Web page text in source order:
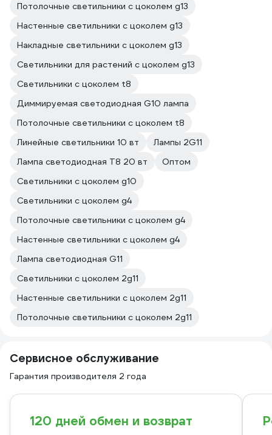
Потолочные светильники с цоколем g13
Настенные светильники с цоколем g13
Накладные светильники с цоколем g13
Светильники для растений с цоколем g13
Светильники с цоколем t8
Диммируемая светодиодная G10 лампа
Потолочные светильники с цоколем t8
Линейные светильники 10 вт
Лампы 2G11
Лампа светодиодная T8 20 вт
Оптом
Светильники с цоколем g10
Светильники с цоколем g4
Потолочные светильники с цоколем g4
Настенные светильники с цоколем g4
Лампа светодиодная G11
Светильники с цоколем 2g11
Настенные светильники с цоколем 2g11
Потолочные светильники с цоколем 2g11
Сервисное обслуживание
Гарантия производителя 2 года
120 дней обмен и возврат